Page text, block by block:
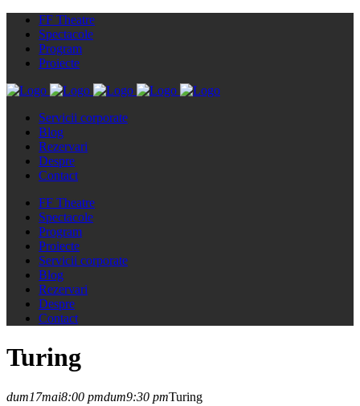
FF Theatre
Spectacole
Program
Proiecte
Servicii corporate
Blog
Rezervari
Despre
Contact
FF Theatre
Spectacole
Program
Proiecte
Servicii corporate
Blog
Rezervari
Despre
Contact
Turing
dum17mai8:00 pmdum9:30 pmTuring